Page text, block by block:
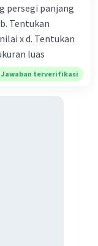
persegi panjang
Tentukan
x d. Tentukan
luas
Jawaban terverifikasi